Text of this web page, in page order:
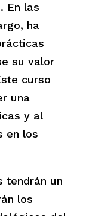
En las
ha
su valor
curso
una
y al
en los
tendrán un
los